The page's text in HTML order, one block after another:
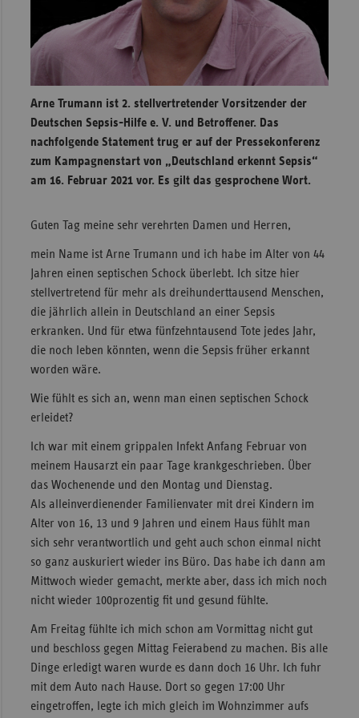
Arne Trumann ist 2. stellvertretender Vorsitzender der
Deutschen Sepsis-Hilfe e. V. und Betroffener. Das
nachfolgende Statement trug er auf der Pressekonferenz
zum Kampagnenstart von „Deutschland erkennt Sepsis“
am 16. Februar 2021 vor. Es gilt das gesprochene Wort.
Guten Tag meine sehr verehrten Damen und Herren,
mein Name ist Arne Trumann und ich habe im Alter von 44
Jahren einen septischen Schock überlebt. Ich sitze hier
stellvertretend für mehr als dreihunderttausend Menschen,
die jährlich allein in Deutschland an einer Sepsis
erkranken. Und für etwa fünfzehntausend Tote jedes Jahr,
die noch leben könnten, wenn die Sepsis früher erkannt
worden wäre.
Wie fühlt es sich an, wenn man einen septischen Schock
erleidet?
Ich war mit einem grippalen Infekt Anfang Februar von
meinem Hausarzt ein paar Tage krankgeschrieben. Über
das Wochenende und den Montag und Dienstag.
Als alleinverdienender Familienvater mit drei Kindern im
Alter von 16, 13 und 9 Jahren und einem Haus fühlt man
sich sehr verantwortlich und geht auch schon einmal nicht
so ganz auskuriert wieder ins Büro. Das habe ich dann am
Mittwoch wieder gemacht, merkte aber, dass ich mich noch
nicht wieder 100prozentig fit und gesund fühlte.
Am Freitag fühlte ich mich schon am Vormittag nicht gut
und beschloss gegen Mittag Feierabend zu machen. Bis alle
Dinge erledigt waren wurde es dann doch 16 Uhr. Ich fuhr
mit dem Auto nach Hause. Dort so gegen 17:00 Uhr
eingetroffen, legte ich mich gleich im Wohnzimmer aufs